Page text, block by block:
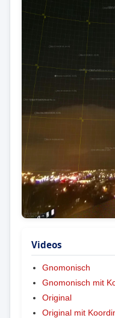
Videos
Gnomonisch
Gnomonisch mit
Original
Original mit